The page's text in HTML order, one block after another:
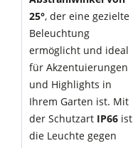
25°, der eine gezielte
Beleuchtung
ermöglicht und ideal
für Akzentuierungen
und Highlights in
Ihrem Garten ist. Mit
der Schutzart IP66 ist
die Leuchte gegen